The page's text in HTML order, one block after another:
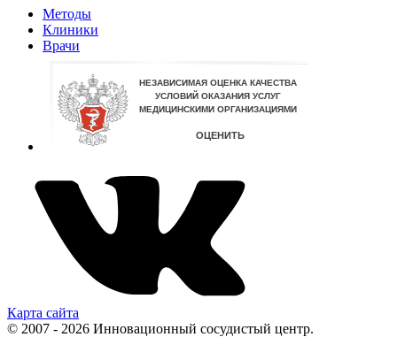
Методы
Клиники
Врачи
Карта сайта
© 2007 - 2026 Инновационный сосудистый центр.